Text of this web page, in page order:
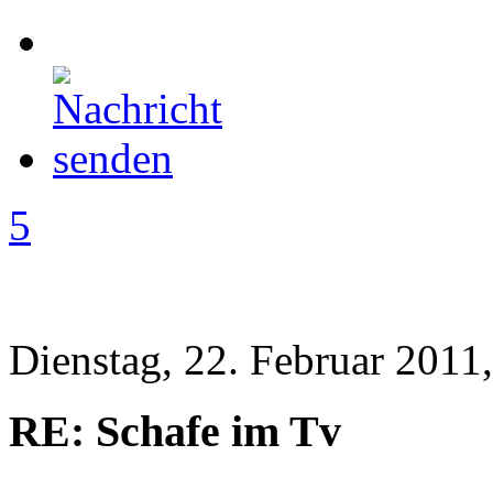
5
Dienstag, 22. Februar
RE: Schafe im Tv